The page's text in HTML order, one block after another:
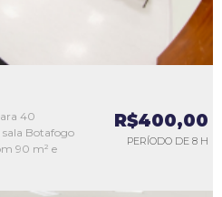
40
sala Botafogo
90 m² e
R$400,00
PERÍODO DE 8 H